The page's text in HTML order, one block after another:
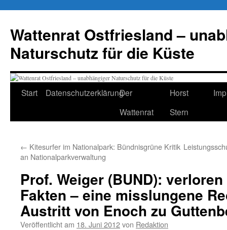
springen
Wattenrat Ostfriesland –
Naturschutz für die Küste
Start DatenschutzerklärungDer
Wattenrat
Horst
Stern
← Kitesurfer im Nationalpark: Bündnisgrüne Kritik
an Nationalparkverwaltung
Prof. Weiger (BUND):
Fakten – eine misslungene
Austritt von Enoch zu
Veröffentlicht am 18. Juni 2012von Redaktion